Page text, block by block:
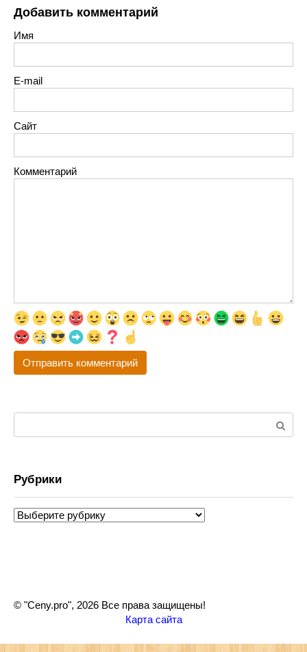
Добавить комментарий
Имя
E-mail
Сайт
Комментарий
Рубрики
Рубрики
© "Ceny.pro", 2026 Все права защищены!
Карта сайта